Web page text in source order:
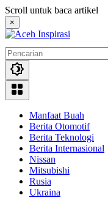
Langsung
ke
konten
Scroll untuk baca artikel
×
Manfaat Buah
Berita Otomotif
Berita Teknologi
Berita Internasional
Nissan
Mitsubishi
Rusia
Ukraina